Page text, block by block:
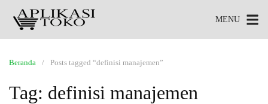
MENU
Beranda Posts tagged “definisi manajemen”
Tag: definisi manajemen